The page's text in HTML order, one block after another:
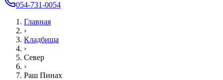
054-731-0054
Главная
›
Кладбища
›
Север
›
Раш Пинах